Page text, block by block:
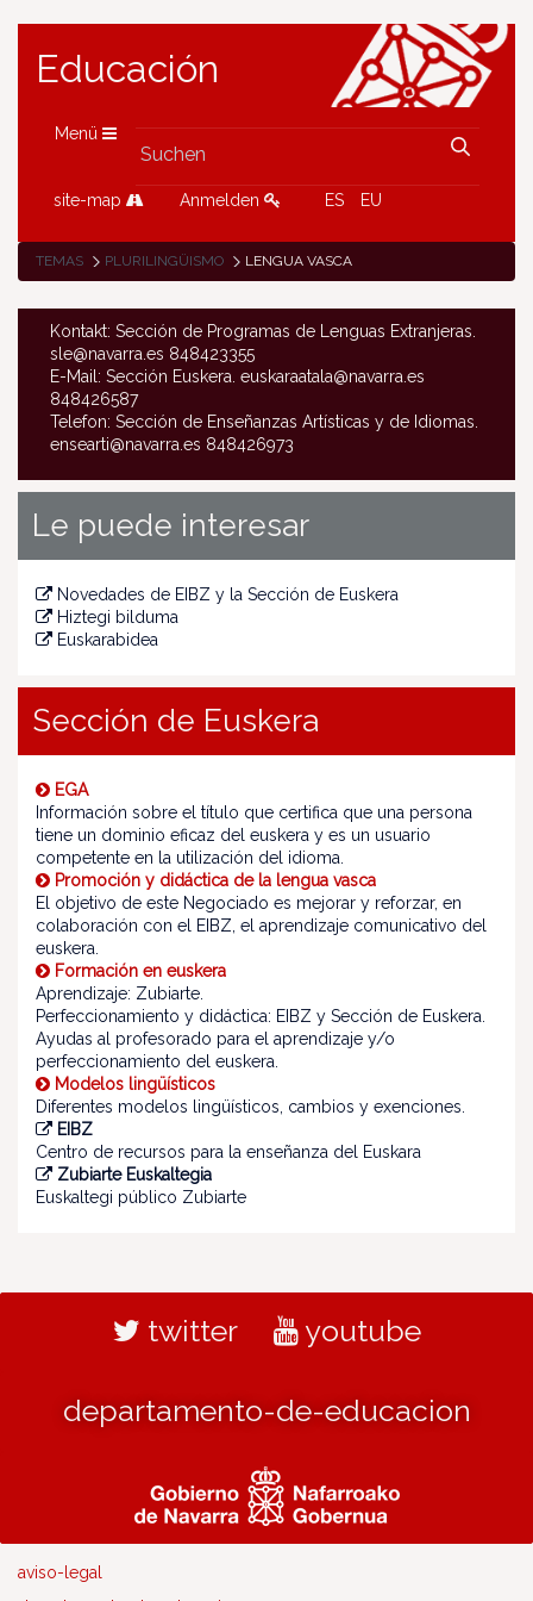
Educación
Menü
site-map Anmelden ES EU
TEMAS PLURILINGÜISMO LENGUA VASCA
Kontakt: Sección de Programas de Lenguas Extranjeras.
sle@navarra.es 848423355
E-Mail: Sección Euskera. euskaraatala@navarra.es
848426587
Telefon: Sección de Enseñanzas Artísticas y de Idiomas.
ensearti@navarra.es 848426973
Le puede interesar
Novedades de EIBZ y la Sección de Euskera
Hiztegi bilduma
Euskarabidea
Sección de Euskera
EGA
Información sobre el título que certifica que una persona
tiene un dominio eficaz del euskera y es un usuario
competente en la utilización del idioma.
Promoción y didáctica de la lengua vasca
El objetivo de este Negociado es mejorar y reforzar, en
colaboración con el EIBZ, el aprendizaje comunicativo del
euskera.
Formación en euskera
Aprendizaje: Zubiarte.
Perfeccionamiento y didáctica: EIBZ y Sección de Euskera.
Ayudas al profesorado para el aprendizaje y/o
perfeccionamiento del euskera.
Modelos lingüísticos
Diferentes modelos lingüísticos, cambios y exenciones.
EIBZ
Centro de recursos para la enseñanza del Euskara
Zubiarte Euskaltegia
Euskaltegi público Zubiarte
twitter youtube
departamento-de-educacion
aviso-legal